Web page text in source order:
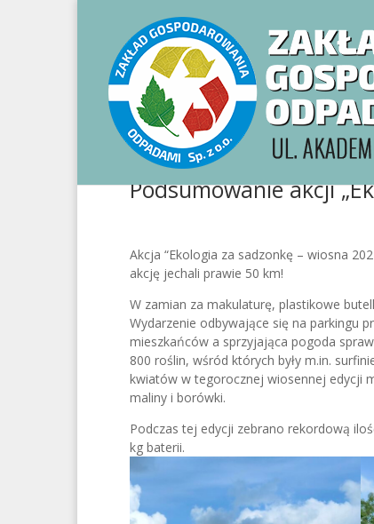
Podsumowanie akcji
Akcja “Ekologia za sadzonkę – wiosna
akcję jechali prawie 50 km!
W zamian za makulaturę, plastikowe
Wydarzenie odbywające się na parkingu
mieszkańców a sprzyjająca pogoda
800 roślin, wśród których były m.in.
kwiatów w tegorocznej wiosennej edycji
maliny i borówki.
Podczas tej edycji zebrano rekordową
kg baterii.